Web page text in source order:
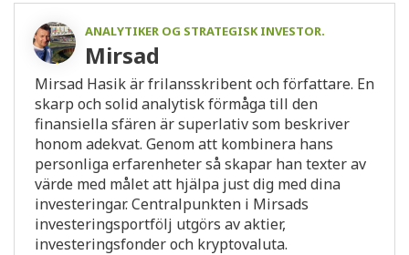
ANALYTIKER OG STRATEGISK INVESTOR.
Mirsad
Mirsad Hasik är frilansskribent och författare. En
skarp och solid analytisk förmåga till den
finansiella sfären är superlativ som beskriver
honom adekvat. Genom att kombinera hans
personliga erfarenheter så skapar han texter av
värde med målet att hjälpa just dig med dina
investeringar. Centralpunkten i Mirsads
investeringsportfölj utgörs av aktier,
investeringsfonder och kryptovaluta.